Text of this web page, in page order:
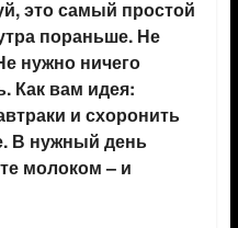
это самый простой
пораньше. Не
нужно ничего
Как вам идея:
и схоронить
В нужный день
молоком – и